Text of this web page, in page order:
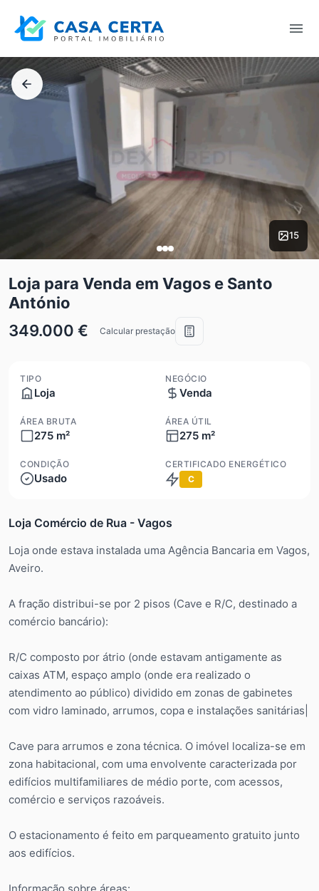
15
Loja para Venda em Vagos e Santo
António
349.000 €
Calcular prestação
TIPO
Loja
NEGÓCIO
Venda
ÁREA BRUTA
275 m²
ÁREA ÚTIL
275 m²
CONDIÇÃO
Usado
CERTIFICADO ENERGÉTICO
C
Loja Comércio de Rua - Vagos
Loja onde estava instalada uma Agência Bancaria em Vagos,
Aveiro.
A fração distribui-se por 2 pisos (Cave e R/C, destinado a
comércio bancário):
R/C composto por átrio (onde estavam antigamente as
caixas ATM, espaço amplo (onde era realizado o
atendimento ao público) dividido em zonas de gabinetes
com vidro laminado, arrumos, copa e instalações sanitárias|
Cave para arrumos e zona técnica. O imóvel localiza-se em
zona habitacional, com uma envolvente caracterizada por
edifícios multifamiliares de médio porte, com acessos,
comércio e serviços razoáveis.
O estacionamento é feito em parqueamento gratuito junto
aos edifícios.